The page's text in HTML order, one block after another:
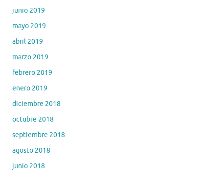
junio 2019
mayo 2019
abril 2019
marzo 2019
febrero 2019
enero 2019
diciembre 2018
octubre 2018
septiembre 2018
agosto 2018
junio 2018